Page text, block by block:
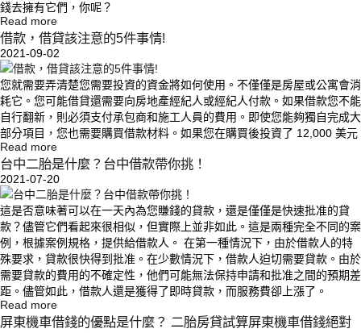
錢去擁有它們，你呢？
Read more
借款，借貸該注意的5件事情!
2021-09-02
您就需要弄清楚您需要投資的資金將如何使用。不僅僅是房屋或公寓會消
耗它。您可能借貸還需要向房地產經紀人或經紀人付款。如果借款您不能
自行翻新，則必須支付承包商和施工人員的費用。即使您能夠獨自完成大
部分項目，您也需要購買借款材料。如果您在購買後投資了 12,000 美元
Read more
台中二胎是什麼？台中借款帶你挑！
2021-07-20
這是否意味著可以在一天內為您賺錢的貸款，還是僅僅是快速批准的貸
款？儘管它們看起來很相似，但實際上並非如此。這是兩種完全不同的案
例，根據案例規格，提供給借款人。 在第一種情況下，由於借款人的特
殊要求，貸款很快得到批准。在少數情況下，借款人迫切需要貸款。由於
需要貸款的費用的不確定性，他們可能無法保持申請和批准之間的預期差
距。儘管如此，借款人還是獲得了即時貸款，而服務費卻上漲了。
Read more
屏東機車借錢的優點是什麼？ 二胎房貸試算屏東機車借錢絕對